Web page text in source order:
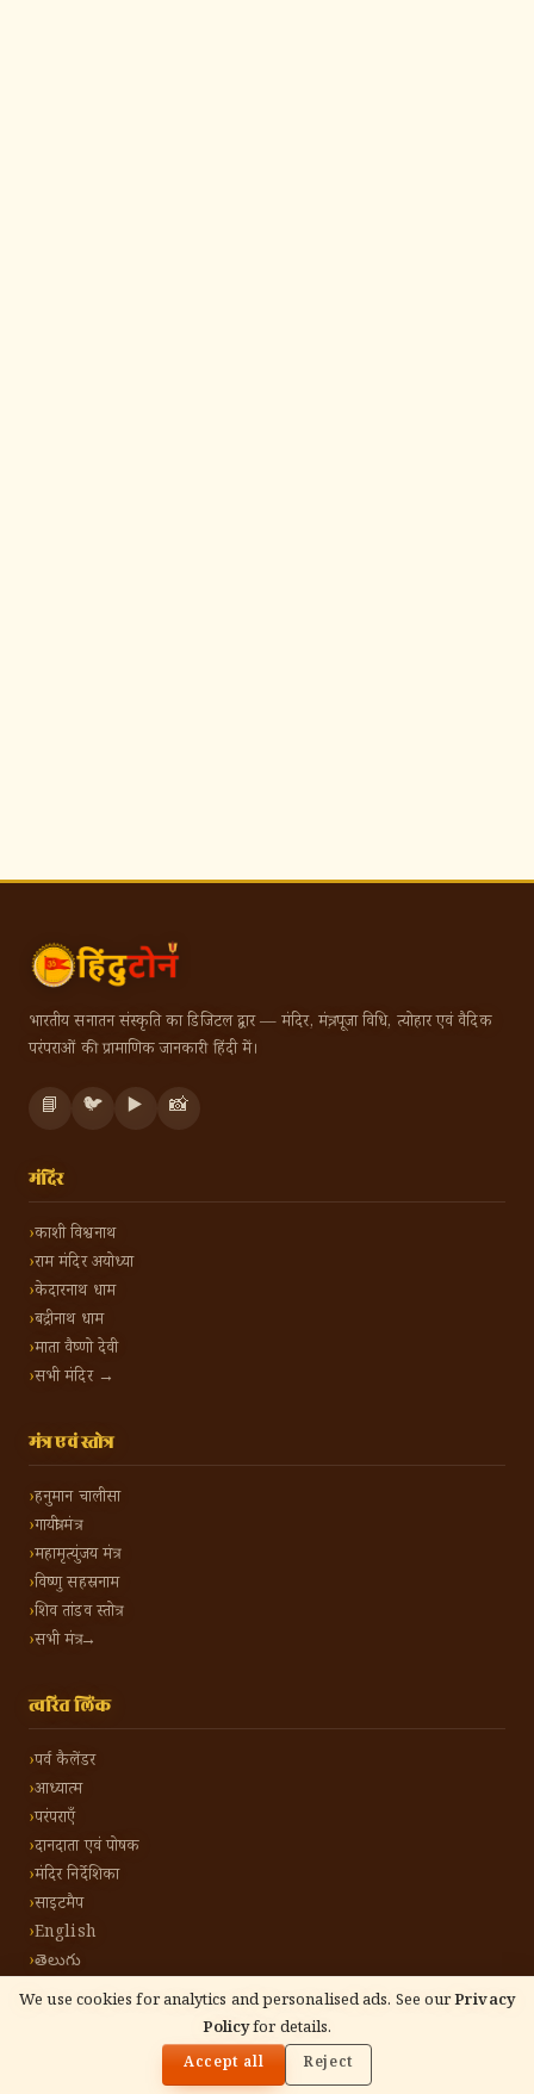
We use cookies for analytics and personalised ads. See ourPrivacy
Policyfor details.
Accept all Reject
भारतीय सनातन संस्कृति का डिजिटल द्वार — मंदिर, मंत्र, पूजा विधि, त्योहार एवं वैदिक
परंपराओं की प्रामाणिक जानकारी हिंदी में।
📘 🐦 ▶️ 📸
मंदिर
काशी विश्वनाथ
राम मंदिर अयोध्या
केदारनाथ धाम
बद्रीनाथ धाम
माता वैष्णो देवी
सभी मंदिर →
मंत्र एवं स्तोत्र
हनुमान चालीसा
गायत्री मंत्र
महामृत्युंजय मंत्र
विष्णु सहस्रनाम
शिव तांडव स्तोत्र
सभी मंत्र →
त्वरित लिंक
पर्व कैलेंडर
आध्यात्म
परंपराएँ
दानदाता एवं पोषक
मंदिर निर्देशिका
साइटमैप
English
తెలుగు
हिंदू टोन हिंदी। सर्वाधिकार सुरक्षित। गोपनीयता नीति